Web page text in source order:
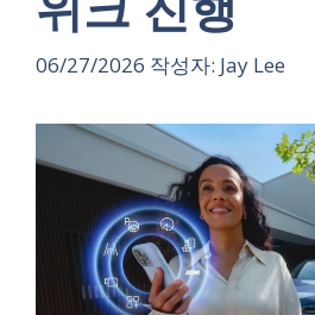
06/27/2026 작성자: Jay Lee